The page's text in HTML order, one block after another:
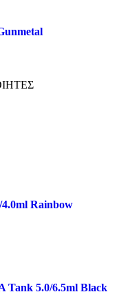
Rainbow
Tank 5.0/6.5ml Black